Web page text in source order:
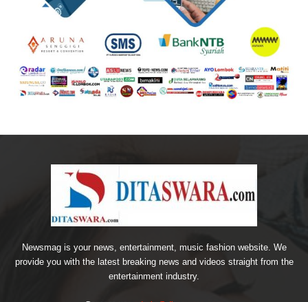
Newsmag is your news, entertainment, music fashion website. We
provide you with the latest breaking news and videos straight from the
entertainment industry.